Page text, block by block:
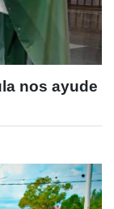
nos ayude